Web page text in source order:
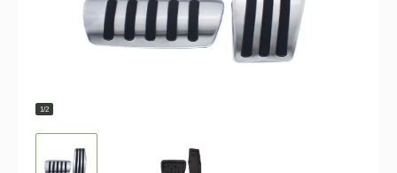
1/2